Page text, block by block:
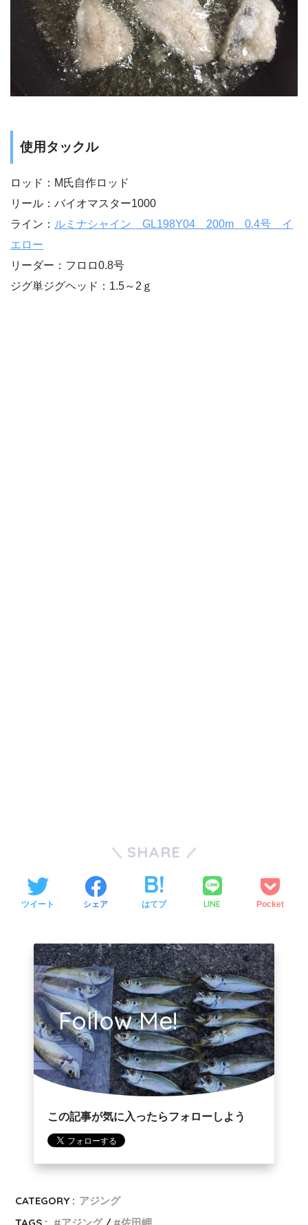
使用タックル
ロッド：M氏自作ロッド
リール：バイオマスター1000
ライン： ルミナシャイン GL198Y04 200m 0.4号 イ
エロー
リーダー：フロロ0.8号
ジグ単ジグヘッド：1.5～2ｇ
SHARE
ツイート シェア はてブ LINE Pocket
Follow Me!
この記事が気に入ったらフォローしよう
CATEGORY : アジング